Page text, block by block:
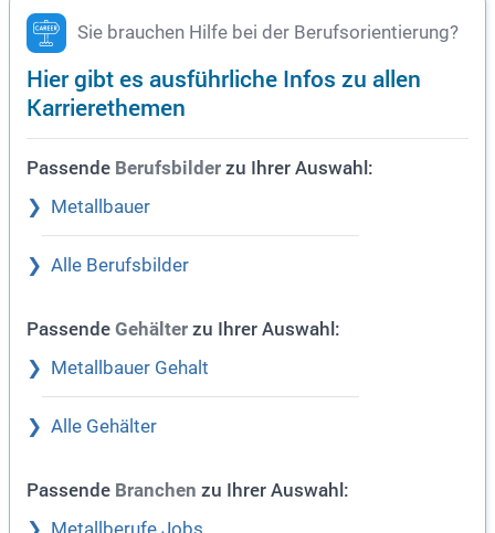
Sie brauchen Hilfe bei der Berufsorientierung?
Hier gibt es ausführliche Infos zu allen
Karrierethemen
Passende Berufsbilder zu Ihrer Auswahl:
Metallbauer
Alle Berufsbilder
Passende Gehälter zu Ihrer Auswahl:
Metallbauer Gehalt
Alle Gehälter
Passende Branchen zu Ihrer Auswahl: